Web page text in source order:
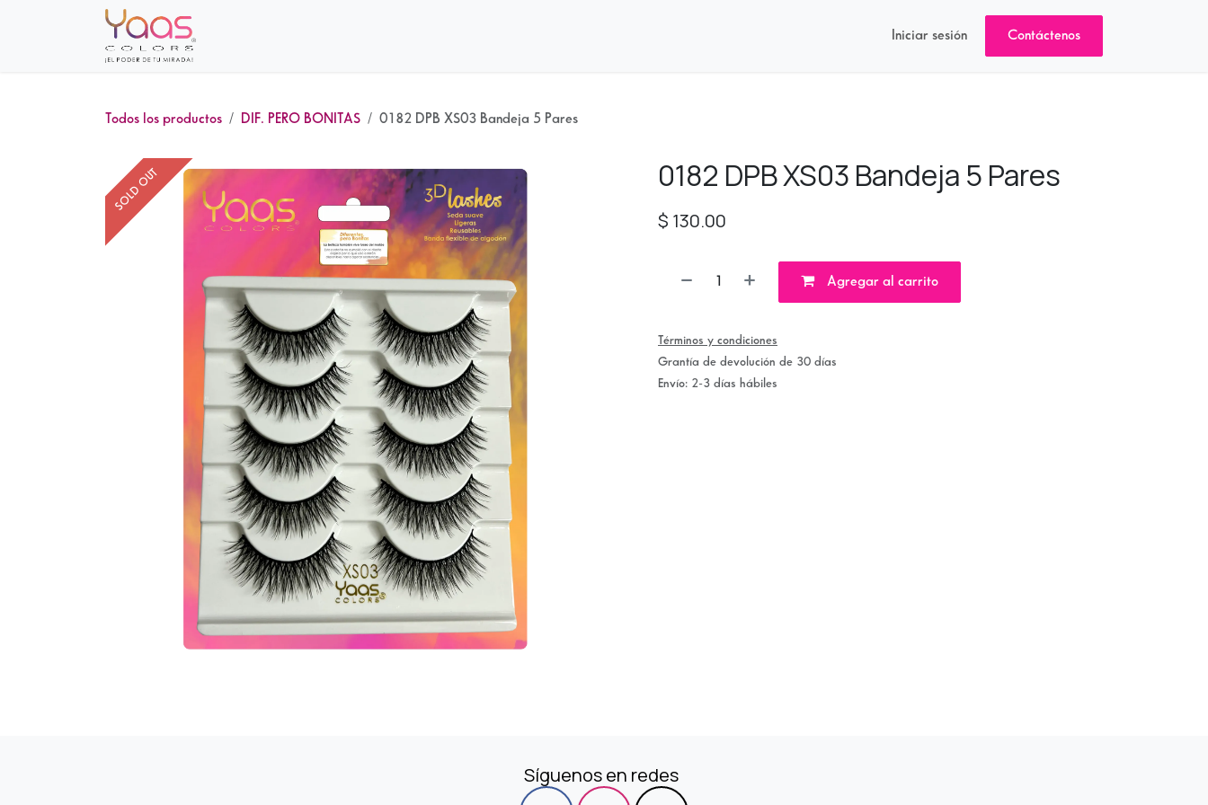
Iniciar sesión Contáctenos
Todos los productos DIF. PERO BONITAS 0182 DPB XS03 Bandeja 5 Pares
SOLD OUT 0182 DPB XS03 Bandeja 5 Pares
$ 130.00
Agregar al carrito
Términos y condiciones
Grantía de devolución de 30 días
Envío: 2-3 días hábiles
Síguenos en redes